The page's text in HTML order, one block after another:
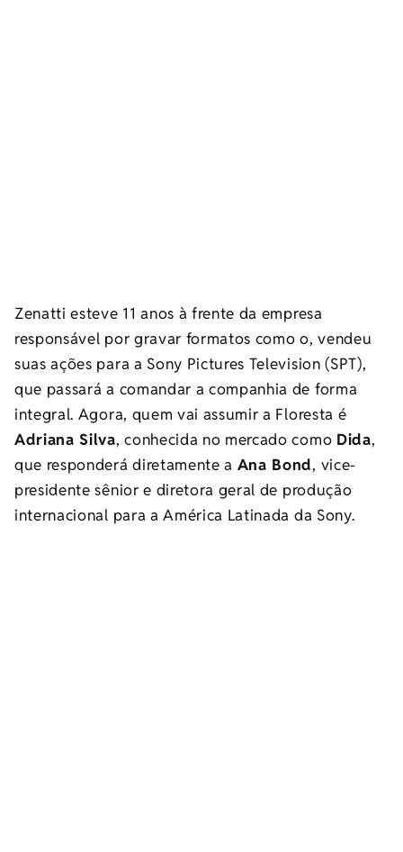
Zenatti esteve 11 anos à frente da empresa
responsável por gravar formatos como o, vendeu
suas ações para a Sony Pictures Television (SPT),
que passará a comandar a companhia de forma
integral. Agora, quem vai assumir a Floresta é
Adriana Silva, conhecida no mercado como Dida,
que responderá diretamente a Ana Bond, vice-
presidente sênior e diretora geral de produção
internacional para a América Latinada da Sony.